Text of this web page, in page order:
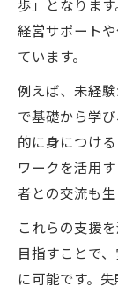
歩」となりま
経営サポート
ています。
例えば、未経
で基礎から学
的に身につけ
ワークを活用
者との交流も生
これらの支援
目指すことで
に可能です。